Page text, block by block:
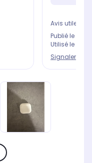
Avis utile ?
Publié le
Utilisé le
Signaler un